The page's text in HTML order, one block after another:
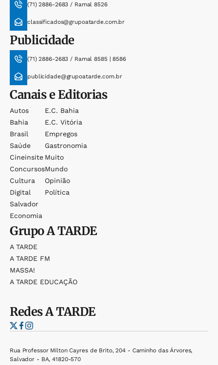
(71) 2886-2683 / Ramal 8526
classificados@grupoatarde.com.br
Publicidade
(71) 2886-2683 / Ramal 8585 | 8586
publicidade@grupoatarde.com.br
Canais e Editorias
Autos
Bahia
Brasil
Saúde
Cineinsite
Concursos
Cultura
Digital
Salvador
Economia
E.c. Bahia
E.c. Vitória
Empregos
Gastronomia
Muito
Mundo
Opinião
Política
GrupoA TARDE
A TARDE
A TARDE FM
MASSA!
A TARDE EDUCAÇÃO
RedesA TARDE
Rua Professor Milton Cayres de Brito, 204 - Caminho das Árvores,
Salvador - BA, 41820-570